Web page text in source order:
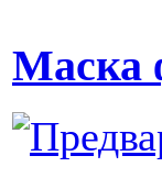
Маска